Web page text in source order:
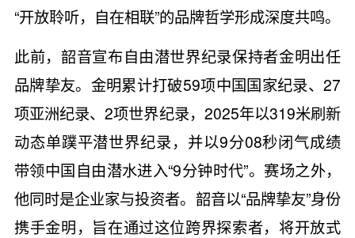
“开放聆听，自在相联”的品牌哲学形成深度共鸣。
此前，韶音宣布自由潜世界纪录保持者金明出任
品牌挚友。金明累计打破59项中国国家纪录、27
项亚洲纪录、2项世界纪录，2025年以319米刷新
动态单蹼平潜世界纪录，并以9分08秒闭气成绩
带领中国自由潜水进入“9分钟时代”。赛场之外，
他同时是企业家与投资者。韶音以“品牌挚友”身份
携手金明，旨在通过这位跨界探索者，将开放式